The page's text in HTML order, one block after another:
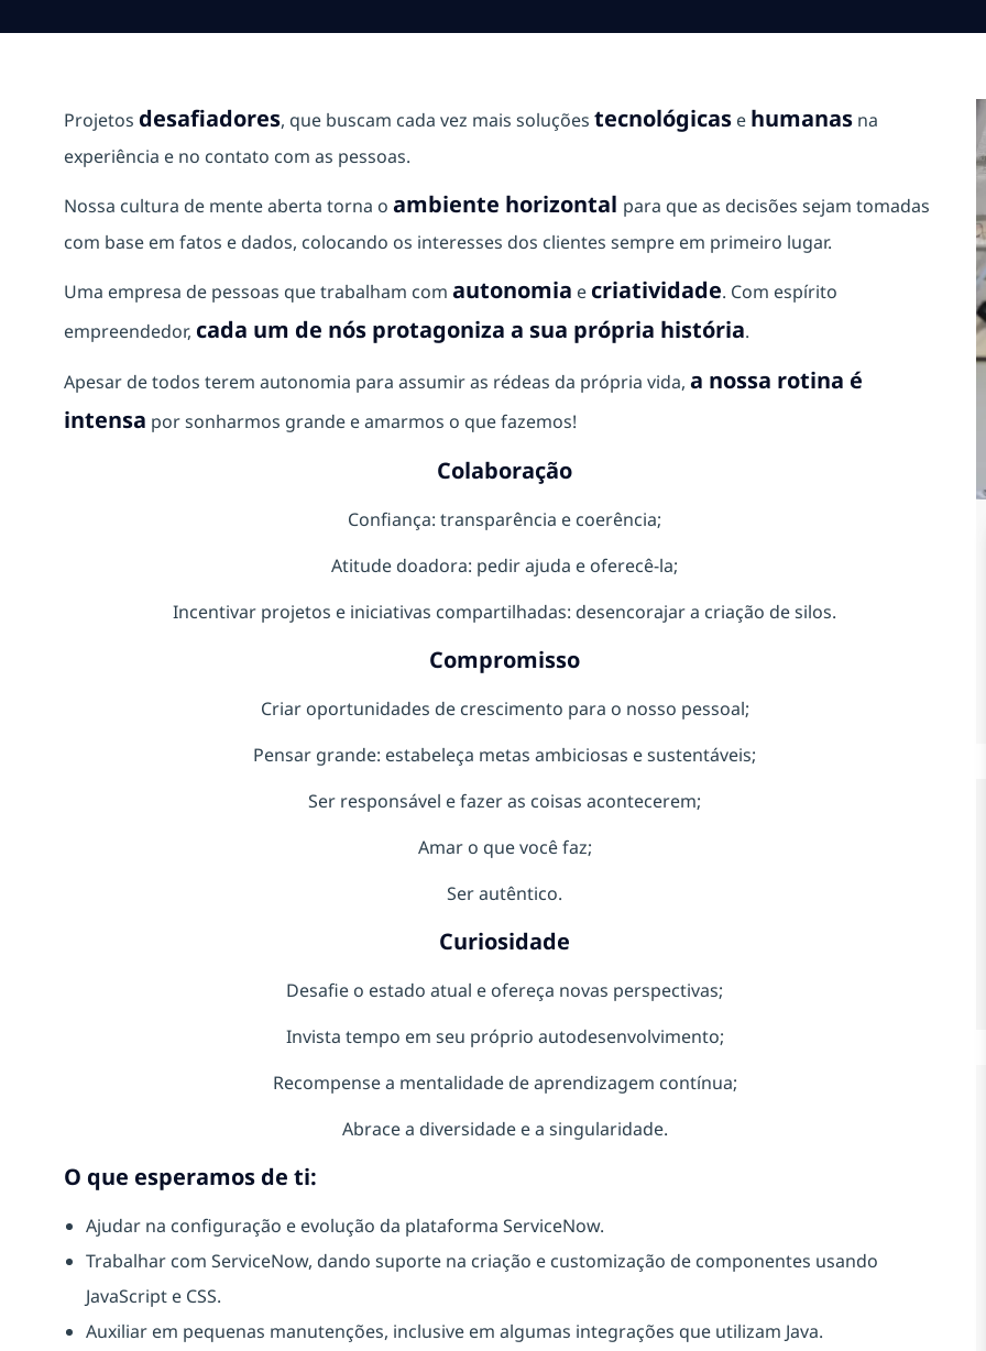
Projetos desafiadores, que buscam cada vez mais soluções tecnológicas e humanas na
experiência e no contato com as pessoas.
Nossa cultura de mente aberta torna o ambiente horizontal para que as decisões sejam tomadas
com base em fatos e dados, colocando os interesses dos clientes sempre em primeiro lugar.
Uma empresa de pessoas que trabalham com autonomia e criatividade. Com espírito
empreendedor, cada um de nós protagoniza a sua própria história.
Apesar de todos terem autonomia para assumir as rédeas da própria vida, a nossa rotina é
intensa por sonharmos grande e amarmos o que fazemos!
Colaboração
Confiança: transparência e coerência;
Atitude doadora: pedir ajuda e oferecê-la;
Incentivar projetos e iniciativas compartilhadas: desencorajar a criação de silos.
Compromisso
Criar oportunidades de crescimento para o nosso pessoal;
Pensar grande: estabeleça metas ambiciosas e sustentáveis;
Ser responsável e fazer as coisas acontecerem;
Amar o que você faz;
Ser autêntico.
Curiosidade
Desafie o estado atual e ofereça novas perspectivas;
Invista tempo em seu próprio autodesenvolvimento;
Recompense a mentalidade de aprendizagem contínua;
Abrace a diversidade e a singularidade.
O que esperamos de ti:
Ajudar na configuração e evolução da plataforma ServiceNow.
Trabalhar com ServiceNow, dando suporte na criação e customização de componentes usando
JavaScript e CSS.
Auxiliar em pequenas manutenções, inclusive em algumas integrações que utilizam Java.